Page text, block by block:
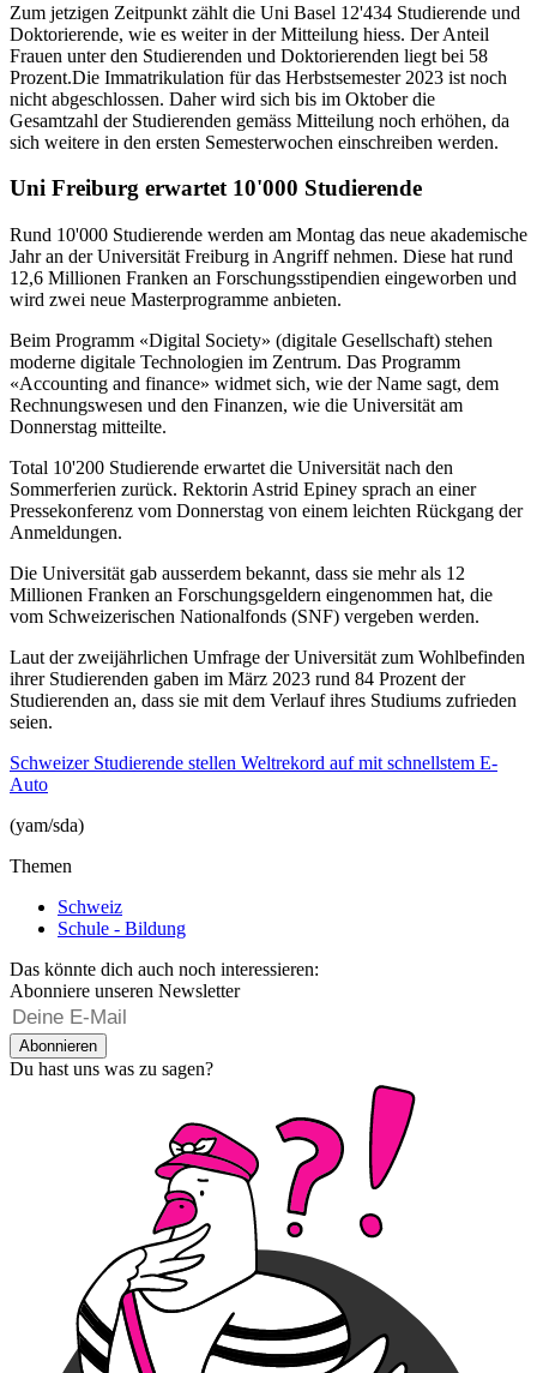
Zum jetzigen Zeitpunkt zählt die Uni Basel 12'434 Studierende und
Doktorierende, wie es weiter in der Mitteilung hiess. Der Anteil
Frauen unter den Studierenden und Doktorierenden liegt bei 58
Prozent.Die Immatrikulation für das Herbstsemester 2023 ist noch
nicht abgeschlossen. Daher wird sich bis im Oktober die
Gesamtzahl der Studierenden gemäss Mitteilung noch erhöhen, da
sich weitere in den ersten Semesterwochen einschreiben werden.
Uni Freiburg erwartet 10'000 Studierende
Rund 10'000 Studierende werden am Montag das neue akademische
Jahr an der Universität Freiburg in Angriff nehmen. Diese hat rund
12,6 Millionen Franken an Forschungsstipendien eingeworben und
wird zwei neue Masterprogramme anbieten.
Beim Programm «Digital Society» (digitale Gesellschaft) stehen
moderne digitale Technologien im Zentrum. Das Programm
«Accounting and finance» widmet sich, wie der Name sagt, dem
Rechnungswesen und den Finanzen, wie die Universität am
Donnerstag mitteilte.
Total 10'200 Studierende erwartet die Universität nach den
Sommerferien zurück. Rektorin Astrid Epiney sprach an einer
Pressekonferenz vom Donnerstag von einem leichten Rückgang der
Anmeldungen.
Die Universität gab ausserdem bekannt, dass sie mehr als 12
Millionen Franken an Forschungsgeldern eingenommen hat, die
vom Schweizerischen Nationalfonds (SNF) vergeben werden.
Laut der zweijährlichen Umfrage der Universität zum Wohlbefinden
ihrer Studierenden gaben im März 2023 rund 84 Prozent der
Studierenden an, dass sie mit dem Verlauf ihres Studiums zufrieden
seien.
Schweizer Studierende stellen Weltrekord auf mit schnellstem E-
Auto
(yam/sda)
Themen
Schweiz
Schule - Bildung
Das könnte dich auch noch interessieren:
Abonniere unseren Newsletter
Abonnieren
Du hast uns was zu sagen?